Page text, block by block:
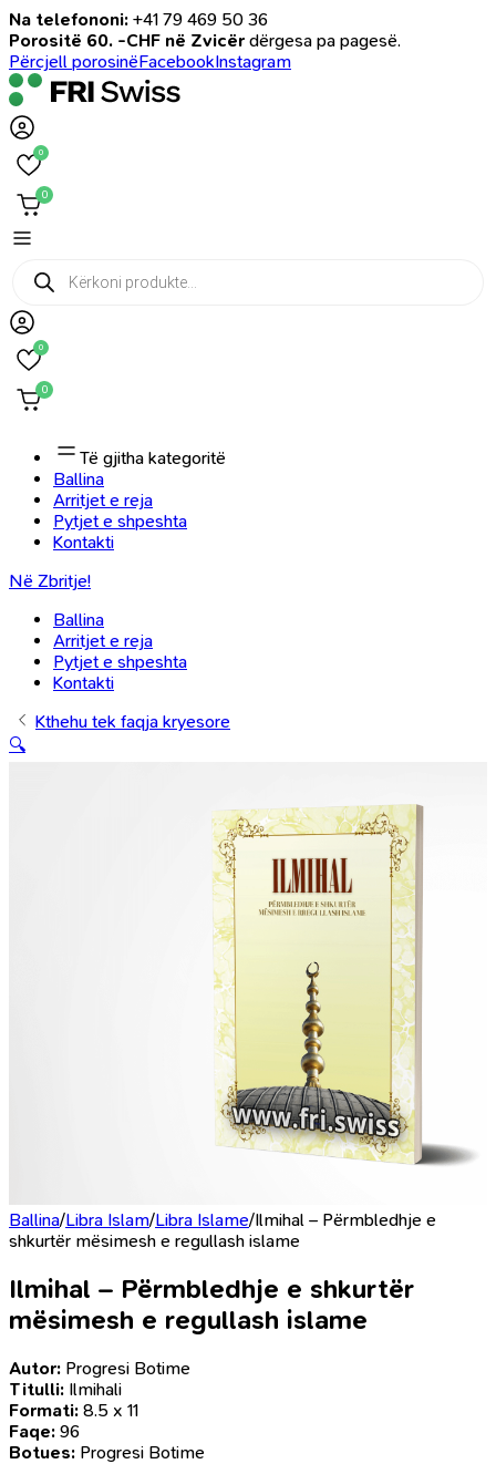
Na telefononi: +41 79 469 50 36
Porositë 60. -CHF në Zvicër dërgesa pa pagesë.
Përcjell porosinëFacebookInstagram
0
0
Products
search
0
0
Të gjitha kategoritë
Ballina
Arritjet e reja
Pytjet e shpeshta
Kontakti
Në Zbritje!
Ballina
Arritjet e reja
Pytjet e shpeshta
Kontakti
Kthehu tek faqja kryesore
🔍
Ballina/Libra Islam/Libra Islame/Ilmihal – Përmbledhje e
shkurtër mësimesh e regullash islame
Ilmihal – Përmbledhje e shkurtër
mësimesh e regullash islame
Autor: Progresi Botime
Titulli: Ilmihali
Formati: 8.5 x 11
Faqe: 96
Botues: Progresi Botime